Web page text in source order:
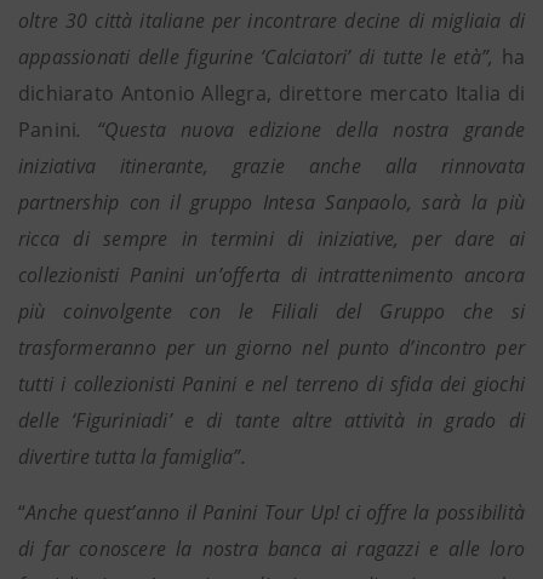
oltre 30 città italiane per incontrare decine di migliaia di
appassionati delle figurine ‘Calciatori’ di tutte le età”, ha
dichiarato Antonio Allegra, direttore mercato Italia di
Panini. “Questa nuova edizione della nostra grande
iniziativa itinerante, grazie anche alla rinnovata
partnership con il gruppo Intesa Sanpaolo, sarà la più
ricca di sempre in termini di iniziative, per dare ai
collezionisti Panini un’offerta di intrattenimento ancora
più coinvolgente con le Filiali del Gruppo che si
trasformeranno per un giorno nel punto d’incontro per
tutti i collezionisti Panini e nel terreno di sfida dei giochi
delle ‘Figuriniadi’ e di tante altre attività in grado di
divertire tutta la famiglia”.
“Anche quest’anno il Panini Tour Up! ci offre la possibilità
di far conoscere la nostra banca ai ragazzi e alle loro